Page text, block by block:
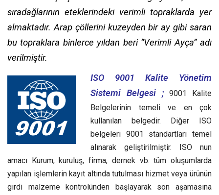
sıradağlarının eteklerindeki verimli topraklarda yer
almaktadır. Arap çöllerini kuzeyden bir ay gibi saran
bu topraklara binlerce yıldan beri “Verimli Ayça” adı
verilmiştir.
ISO 9001 Kalite Yönetim
Sistemi Belgesi ;9001 Kalite
Belgelerinin temeli ve en çok
kullanılan belgedir. Diğer ISO
belgeleri 9001 standartları temel
alınarak geliştirilmiştir. ISO nun
amacı Kurum, kuruluş, firma, dernek vb. tüm oluşumlarda
yapılan işlemlerin kayıt altında tutulması hizmet veya ürünün
girdi malzeme kontrolünden başlayarak son aşamasına